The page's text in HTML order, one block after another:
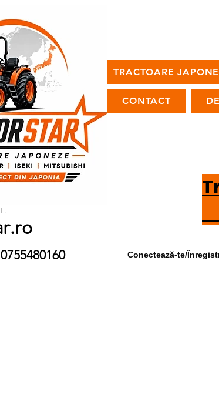
TRACTOARE
CONTACT
/ 0755480160 Conectează-te/